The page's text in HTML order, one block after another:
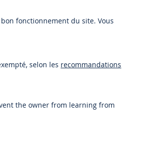
fonctionnement du site. Vous
selon les recommandations
the owner from learning from